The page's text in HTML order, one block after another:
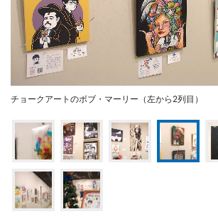
チョークアートのボブ・マーリー（左から2列目）